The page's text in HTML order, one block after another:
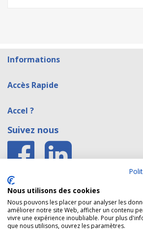
Informations
Accès Rapide
Accel ?
Suivez nous
Accès E shop Belgique
Accès site formation caces®
Nous utilisons des cookies
Nous pouvons les placer pour analyser les
améliorer notre site Web, afficher un contenu
vivre une expérience inoubliable. Pour plus
que nous utilisons, ouvrez les paramètres.